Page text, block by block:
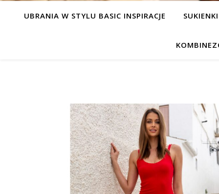
UBRANIA W STYLU BASIC INSPIRACJE